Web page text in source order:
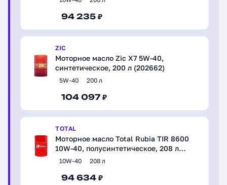
94 235 ₽
ZIC
Моторное масло Zic X7 5W-40,
синтетическое, 200 л (202662)
5W-40 200 л
104 097 ₽
TOTAL
Моторное масло Total Rubia TIR 8600
10W-40, полусинтетическое, 208 л
(110800)
10W-40 208 л
94 634 ₽